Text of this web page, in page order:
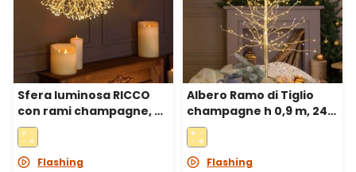
Sfera luminosa RICCO
con rami champagne, Ø
40 cm, 576 microled
bianco caldo e bianco
freddo, uso interno
Flashing
Albero Ramo di Tiglio
champagne h 0,9 m, 240
microled bianco caldo e
bianco freddo, uso
interno
Flashing